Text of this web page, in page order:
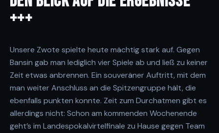
+++
Unsere Zwote spielte heute mächtig stark auf. Gegen
Bansin gab man lediglich vier Spiele ab und ließ zu keiner
Zeit etwas anbrennen. Ein souveräner Auftritt, mit dem
man weiter Anschluss an die Spitzengruppe hält, die
ebenfalls punkten konnte. Zeit zum Durchatmen gibt es
allerdings nicht: Schon am kommenden Wochenende
geht’s im Landespokalvirtelfinale zu Hause gegen Team